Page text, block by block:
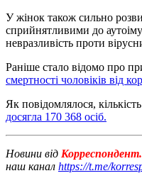
У жінок також сильно
сприйнятливими до
невразливість проти
Раніше стало відомо про
смертності чоловіків від
Як повідомлялося,
досягла 170 368 осіб.
Новини від
наш канал https://t.me/